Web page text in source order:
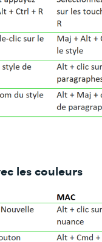
les couleurs